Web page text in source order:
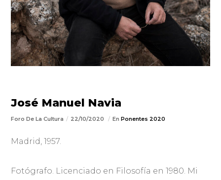
José Manuel Navia
Foro De La Cultura 22/10/2020 EnPonentes 2020
Madrid, 1957.
Fotógrafo. Licenciado en Filosofía en 1980. Mi